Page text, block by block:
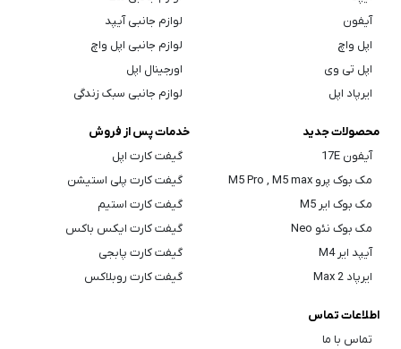
آیفون
اپل واچ
اپل تی وی
ایرپاد اپل
لوازم جانبی آیپد
لوازم جانبی اپل واچ
اورجینال اپل
لوازم جانبی سبک زندگی
محصولات جدید
آیفون 17E
مک بوک پرو M5 Pro , M5 max
مک بوک ایر M5
مک بوک نئو Neo
آیپد ایر M4
ایرپاد Max 2
خدمات پس از فروش
گیفت کارت اپل
گیفت کارت پلی استیشن
گیفت کارت استیم
گیفت کارت ایکس باکس
گیفت کارت پابجی
گیفت کارت روبلاکس
اطلاعات تماس
تماس با ما